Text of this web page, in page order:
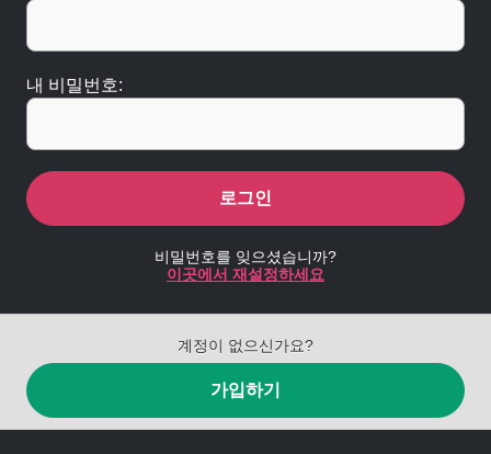
내 비밀번호:
로그인
비밀번호를 잊으셨습니까?
이곳에서 재설정하세요
계정이 없으신가요?
가입하기